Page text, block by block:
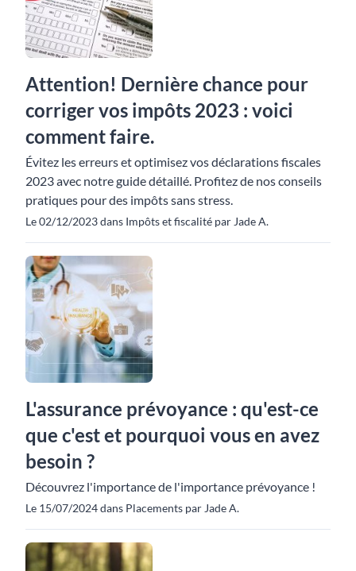
Attention! Dernière chance pour
corriger vos impôts 2023 : voici
comment faire.
Évitez les erreurs et optimisez vos déclarations fiscales
2023 avec notre guide détaillé. Profitez de nos conseils
pratiques pour des impôts sans stress.
Le 02/12/2023 dans Impôts et fiscalité par Jade A.
L'assurance prévoyance : qu'est-ce
que c'est et pourquoi vous en avez
besoin ?
Découvrez l'importance de l'importance prévoyance !
Le 15/07/2024 dans Placements par Jade A.